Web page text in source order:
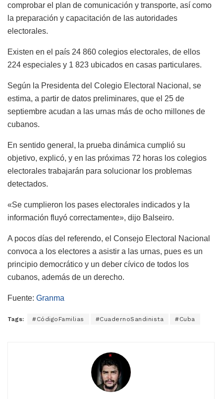
comprobar el plan de comunicación y transporte, así como
la preparación y capacitación de las autoridades
electorales.
Existen en el país 24 860 colegios electorales, de ellos
224 especiales y 1 823 ubicados en casas particulares.
Según la Presidenta del Colegio Electoral Nacional, se
estima, a partir de datos preliminares, que el 25 de
septiembre acudan a las urnas más de ocho millones de
cubanos.
En sentido general, la prueba dinámica cumplió su
objetivo, explicó, y en las próximas 72 horas los colegios
electorales trabajarán para solucionar los problemas
detectados.
«Se cumplieron los pases electorales indicados y la
información fluyó correctamente», dijo Balseiro.
A pocos días del referendo, el Consejo Electoral Nacional
convoca a los electores a asistir a las urnas, pues es un
principio democrático y un deber cívico de todos los
cubanos, además de un derecho.
Fuente: Granma
Tags: #CódigoFamilias #CuadernoSandinista #Cuba